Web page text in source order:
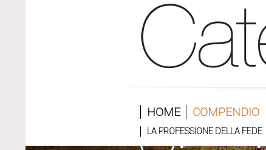
HOME COMPENDIO
LA PROFESSIONE DELLA FEDE